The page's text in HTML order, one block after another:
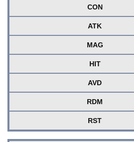
CON
ATK
MAG
HIT
AVD
RDM
RST